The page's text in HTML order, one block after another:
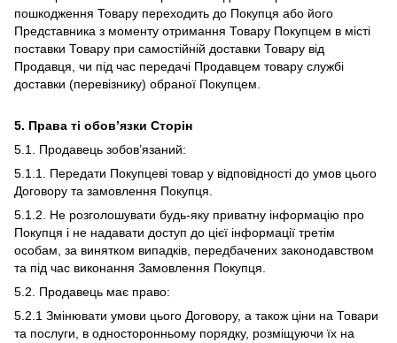
пошкодження Товару переходить до Покупця або його
Представника з моменту отримання Товару Покупцем в місті
поставки Товару при самостійній доставки Товару від
Продавця, чи під час передачі Продавцем товару службі
доставки (перевізнику) обраної Покупцем.
5. Права ті обов’язки Сторін
5.1. Продавець зобов’язаний:
5.1.1. Передати Покупцеві товар у відповідності до умов цього
Договору та замовлення Покупця.
5.1.2. Не розголошувати будь-яку приватну інформацію про
Покупця і не надавати доступ до цієї інформації третім
особам, за винятком випадків, передбачених законодавством
та під час виконання Замовлення Покупця.
5.2. Продавець має право:
5.2.1 Змінювати умови цього Договору, а також ціни на Товари
та послуги, в односторонньому порядку, розміщуючи їх на